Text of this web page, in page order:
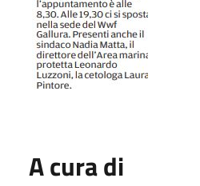
A cura di